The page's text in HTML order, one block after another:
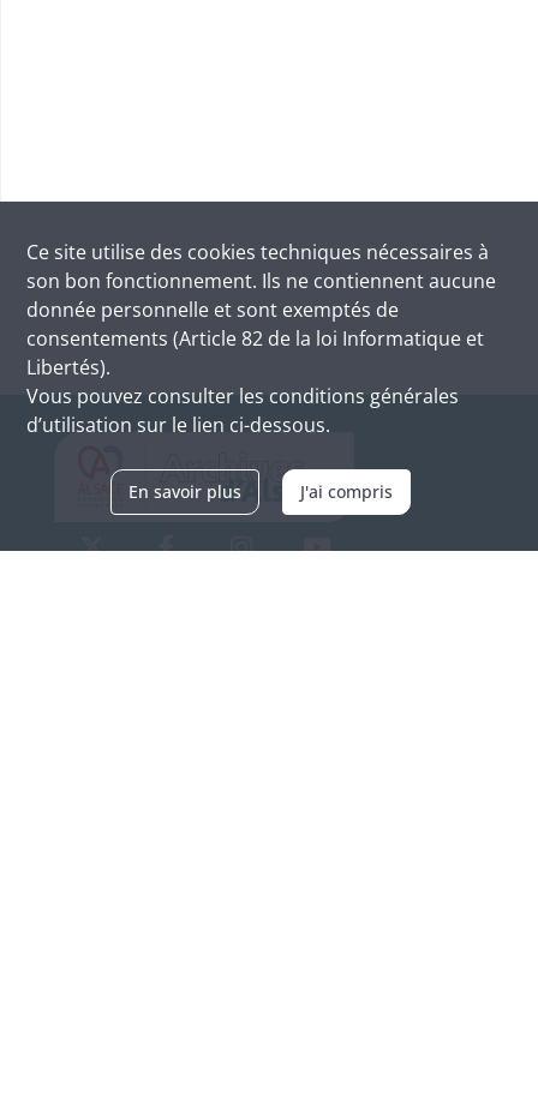
Ce site utilise des cookies techniques nécessaires à
son bon fonctionnement. Ils ne contiennent aucune
donnée personnelle et sont exemptés de
consentements (Article 82 de la loi Informatique et
Libertés).
Vous pouvez consulter les conditions générales
d’utilisation sur le lien ci-dessous.
En savoir plus J'ai compris